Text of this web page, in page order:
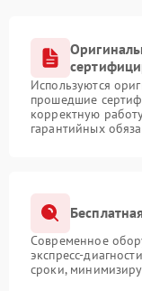
Используются
прошедшие
корректную
гарантийных
Современное
экспресс-
сроки,